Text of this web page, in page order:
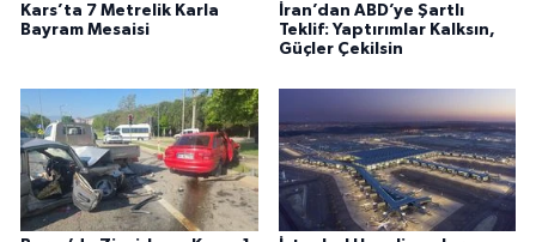
Kars’ta 7 Metrelik Karla
Bayram Mesaisi
İran’dan ABD’ye Şartlı
Teklif: Yaptırımlar Kalksın,
Güçler Çekilsin